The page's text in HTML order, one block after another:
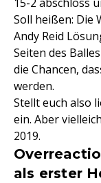
Soll heißen: Die
Andy Reid
Seiten des
die Chancen,
werden.
Stellt euch also
ein. Aber
2019.
als erster